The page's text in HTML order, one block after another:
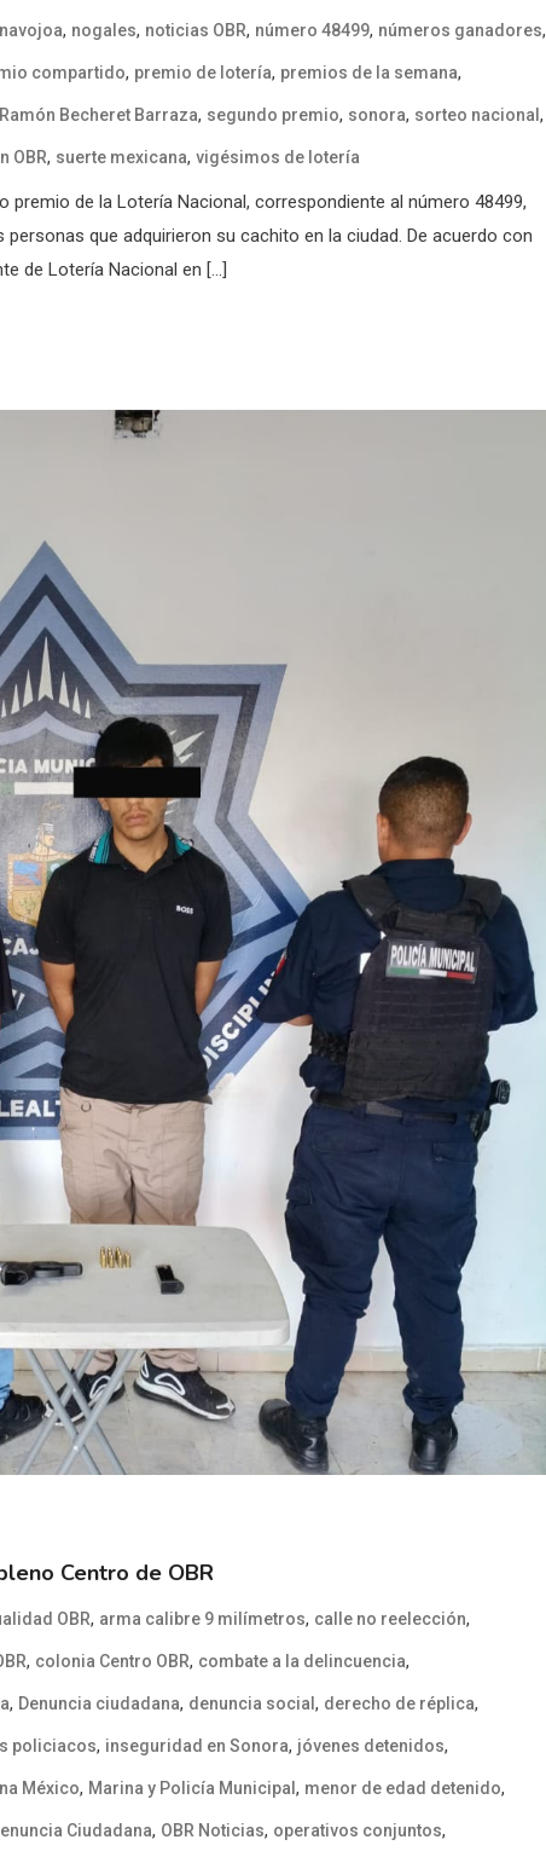
navojoa, nogales, noticias OBR, número 48499, números ganadores,
compartido, premio de lotería, premios de la semana,
Ramón Becheret Barraza, segundo premio, sonora, sorteo nacional ,
OBR, suerte mexicana, vigésimos de lotería
premio de la Lotería Nacional, correspondiente al número 48499,
que adquirieron su cachito en la ciudad. De acuerdo con
de Lotería Nacional en […]
Centro de OBR
OBR, arma calibre 9 milímetros, calle no reelección,
, colonia Centro OBR, combate a la delincuencia,
, Denuncia ciudadana, denuncia social , derecho de réplica,
policiacos, inseguridad en Sonora, jóvenes detenidos,
México, Marina y Policía Municipal , menor de edad detenido,
Ciudadana, OBR Noticias, operativos conjuntos,